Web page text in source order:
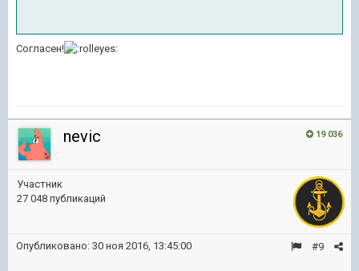
Согласен!
19 036
nevic
Участник
27 048 публикаций
#9
Опубликовано: 30 ноя 2016, 13:45:00